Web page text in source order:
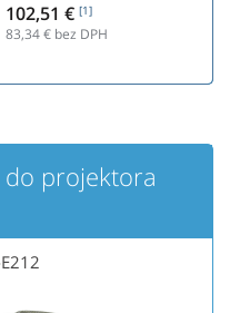
102,51 € [1]
83,34€ bez DPH
do projektora